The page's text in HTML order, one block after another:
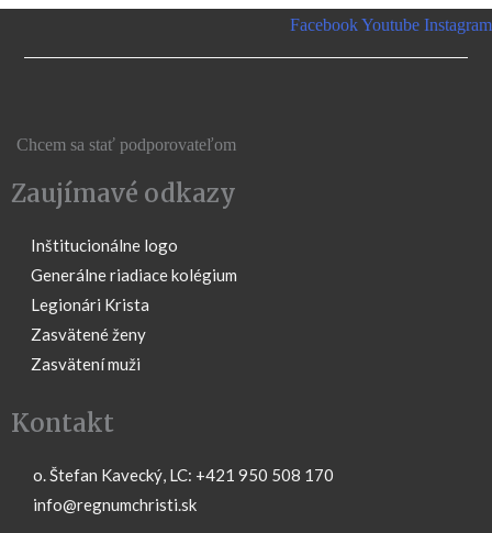
FacebookYoutube Instagram
Chcem sa stať podporovateľom
Zaujímavé odkazy
Inštitucionálne logo
Generálne riadiace kolégium
Legionári Krista
Zasvätené ženy
Zasvätení muži
Kontakt
o. Štefan Kavecký, LC: +421 950 508 170
info@regnumchristi.sk